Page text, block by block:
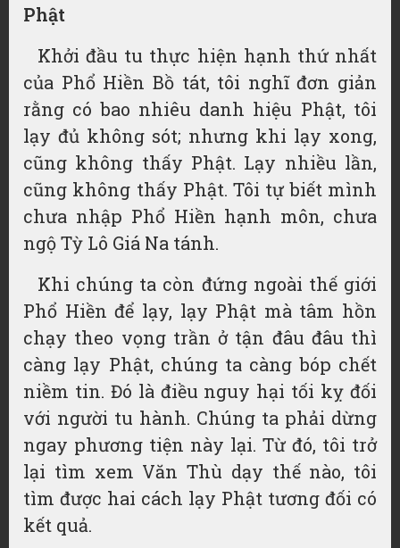
Phật
Khởi đầu tu thực hiện hạnh thứ nhất
của Phổ Hiền Bồ tát, tôi nghĩ đơn giản
rằng có bao nhiêu danh hiệu Phật, tôi
lạy đủ không sót; nhưng khi lạy xong,
cũng không thấy Phật. Lạy nhiều lần,
cũng không thấy Phật. Tôi tự biết mình
chưa nhập Phổ Hiền hạnh môn, chưa
ngộ Tỳ Lô Giá Na tánh.
Khi chúng ta còn đứng ngoài thế giới
Phổ Hiền để lạy, lạy Phật mà tâm hồn
chạy theo vọng trần ở tận đâu đâu thì
càng lạy Phật, chúng ta càng bóp chết
niềm tin. Đó là điều nguy hại tối kỵ đối
với người tu hành. Chúng ta phải dừng
ngay phương tiện này lại. Từ đó, tôi trở
lại tìm xem Văn Thù dạy thế nào, tôi
tìm được hai cách lạy Phật tương đối có
kết quả.